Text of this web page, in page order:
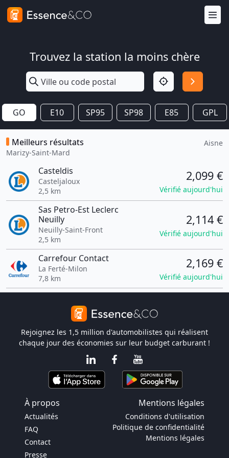
Trouvez la station la moins chère
GO E10 SP95 SP98 E85 GPL
Meilleurs résultats
Marizy-Saint-Mard
Aisne
Casteldis
Casteljaloux
2,5 km
2,099 €
Vérifié aujourd'hui
Sas Petro-Est Leclerc
Neuilly
Neuilly-Saint-Front
2,5 km
2,114 €
Vérifié aujourd'hui
Carrefour Contact
La Ferté-Milon
7,8 km
2,169 €
Vérifié aujourd'hui
Rejoignez les 1,5 million d'automobilistes qui réalisent
chaque jour des économies sur leur budget carburant !
À propos Mentions légales
Actualités
FAQ
Contact
Presse
Conditions d'utilisation
Politique de confidentialité
Mentions légales